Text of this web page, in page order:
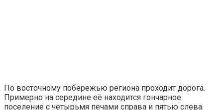
По восточному побережью региона проходит дорога.
Примерно на середине её находится гончарное
поселение с четырьмя печами справа и пятью слева.